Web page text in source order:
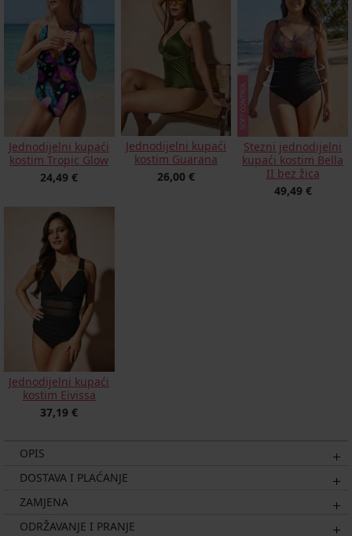
Jednodijelni kupaći
kostim Tropic Glow
24,49 €
Jednodijelni kupaći
kostim Guarana
26,00 €
Stezni jednodijelni
kupaći kostim Bella
II bez žica
49,49 €
Jednodijelni kupaći
kostim Eivissa
37,19 €
OPIS
DOSTAVA I PLAĆANJE
ZAMJENA
ODRŽAVANJE I PRANJE